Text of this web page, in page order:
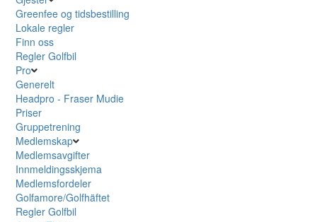
Greenfee og tidsbestilling
Lokale regler
Finn oss
Regler Golfbil
Pro
Generelt
Headpro - Fraser Mudie
Priser
Gruppetrening
Medlemskap
Medlemsavgifter
Innmeldingsskjema
Medlemsfordeler
Golfamore/Golfhäftet
Regler Golfbil